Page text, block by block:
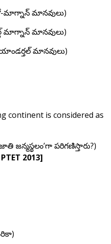
మాగ్నాన్ మానవులు)
మాగ్నాన్ మానవులు)
మానవులు)
continent is considered as
పరిగణిస్తారు?)
2013]